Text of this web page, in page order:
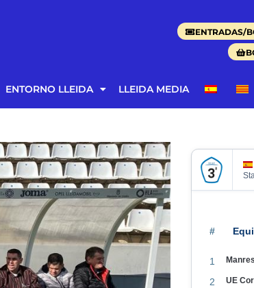
ENTORNO LLEIDA LLEIDA MEDIA
ENTRADAS/
#
1
2 UE